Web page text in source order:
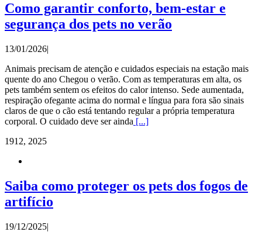
Como garantir conforto, bem-estar e
segurança dos pets no verão
13/01/2026|
Animais precisam de atenção e cuidados especiais na estação mais
quente do ano Chegou o verão. Com as temperaturas em alta, os
pets também sentem os efeitos do calor intenso. Sede aumentada,
respiração ofegante acima do normal e língua para fora são sinais
claros de que o cão está tentando regular a própria temperatura
corporal. O cuidado deve ser ainda [...]
1912, 2025
Saiba como proteger os pets dos fogos de
artifício
19/12/2025|